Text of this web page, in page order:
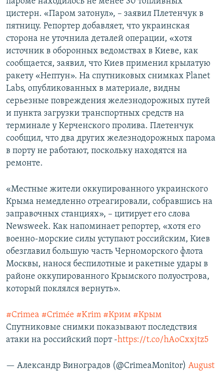
цистерн. «Паром затонул», – заявил Плетенчук в
пятницу. Репортер добавляет, что украинская
сторона не уточнила деталей операции, «хотя
источник в оборонных ведомствах в Киеве, как
сообщается, заявил, что Киев применил крылатую
ракету «Нептун». На спутниковых снимках Planet
Labs, опубликованных в материале, видны
серьезные повреждения железнодорожных путей
и пункта загрузки транспортных средств на
терминале у Керченского пролива. Плетенчук
сообщил, что два других железнодорожных парома
в порту не работают, поскольку находятся на
ремонте.
«Местные жители оккупированного украинского
Крыма немедленно отреагировали, собравшись на
заправочных станциях», – цитирует его слова
Newsweek. Как напоминает репортер, «хотя его
военно-морские силы уступают российским, Киев
обезглавил большую часть Черноморского флота
Москвы, нанося беспилотные и ракетные удары в
районе оккупированного Крымского полуострова,
который поклялся вернуть».
#Crimea #Crimée #Krim #Крим #Крым
Спутниковые снимки показывают последствия
атаки на российский порт -https://t.co/hAoCxxjtz5
— Александр Виноградов (@CrimeaMonitor) August